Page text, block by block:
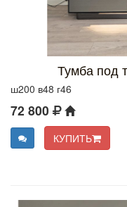
Тумба под
ш200 в48 г46
72 800
КУПИТЬ